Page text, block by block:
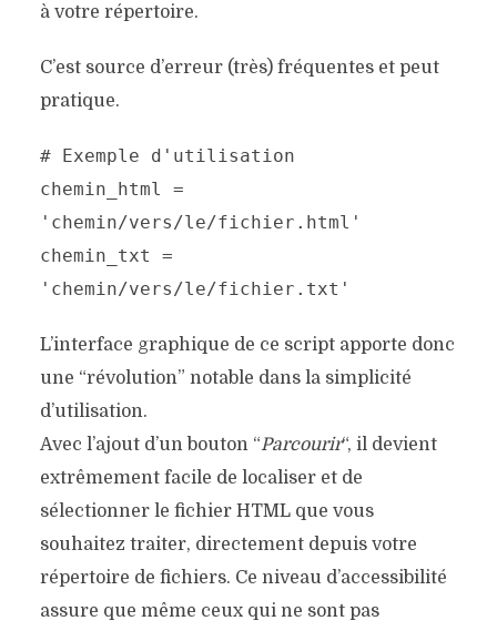
à votre répertoire.
C’est source d’erreur (très) fréquentes et peut
pratique.
# Exemple d'utilisation
chemin_html =
'chemin/vers/le/fichier.html'
chemin_txt =
'chemin/vers/le/fichier.txt'
L’interface graphique de ce script apporte donc
une “révolution” notable dans la simplicité
d’utilisation.
Avec l’ajout d’un bouton “Parcourir“, il devient
extrêmement facile de localiser et de
sélectionner le fichier HTML que vous
souhaitez traiter, directement depuis votre
répertoire de fichiers. Ce niveau d’accessibilité
assure que même ceux qui ne sont pas